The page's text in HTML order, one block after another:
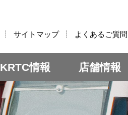
サイトマップ よくあるご質問
KRTC情報 店舗情報